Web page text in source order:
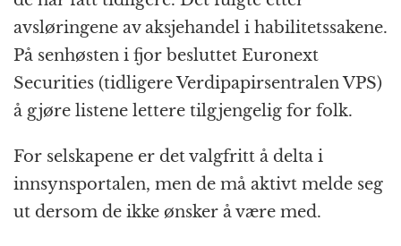
avsløringene av aksjehandel i habilitetssakene.
På senhøsten i fjor besluttet Euronext
Securities (tidligere Verdipapirsentralen VPS)
å gjøre listene lettere tilgjengelig for folk.
For selskapene er det valgfritt å delta i
innsynsportalen, men de må aktivt melde seg
ut dersom de ikke ønsker å være med.